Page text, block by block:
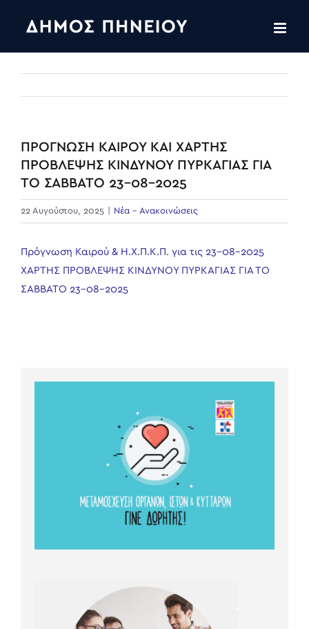
ΠΡΟΓΝΩΣΗ ΚΑΙΡΟΥ ΚΑΙ ΧΑΡΤΗΣ
ΠΡΟΒΛΕΨΗΣ ΚΙΝΔΥΝΟΥ ΠΥΡΚΑΓΙΑΣ ΓΙΑ
ΤΟ ΣΑΒΒΑΤΟ 23-08-2025
22 Αυγούστου, 2025 Νέα - Ανακοινώσεις
Πρόγνωση Καιρού & Η.Χ.Π.Κ.Π. για τις 23-08-2025
ΧΑΡΤΗΣ ΠΡΟΒΛΕΨΗΣ ΚΙΝΔΥΝΟΥ ΠΥΡΚΑΓΙΑΣ ΓΙΑ ΤΟ
ΣΑΒΒΑΤΟ 23-08-2025